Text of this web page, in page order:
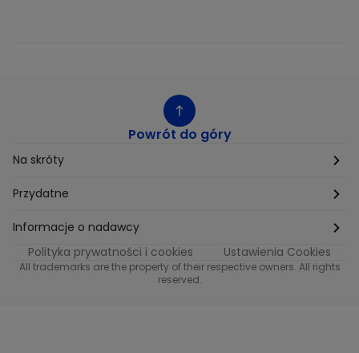
Powrót do góry
Na skróty
Etyka
Supplier Diversity
Polityka podatkowa
Przydatne
Biuro Prasowe
Biuro Reklamy
Informacje o nadawcy
Informacje o nadawcy programu METRO
Polityka prywatności i cookies Ustawienia Cookies
All trademarks are the property of their respective owners. All rights
reserved.